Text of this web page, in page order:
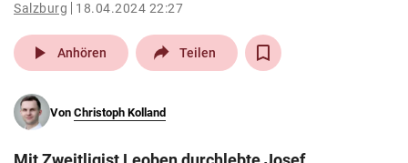
pin_drop
Wien arrow_right
search
Salzburg 18.04.2024 22:27
play_arrow Anhören Teilen
Von Christoph Kolland